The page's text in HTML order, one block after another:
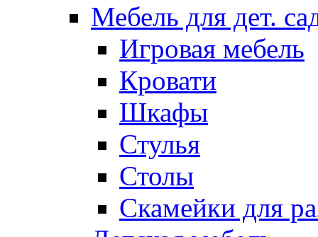
Мебель для дет.
Игровая мебель
Кровати
Шкафы
Стулья
Столы
Скамейки для